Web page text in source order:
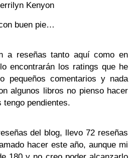
Kenyon
buen pie…
a reseñas tanto aquí como en
encontrarán los ratings que he
pequeños comentarios y nada
algunos libros no pienso hacer
pendientes.
del blog, llevo 72 reseñas
hacer este año, aunque mi